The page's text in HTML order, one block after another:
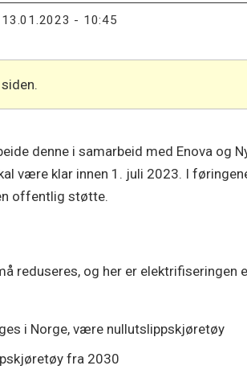
13.01.2023 - 10:45
denne i samarbeid med Enova og
være klar innen 1. juli 2023. I
offentlig støtte.
reduseres, og her er
i Norge, være nullutslippskjøretøy
fra 2030